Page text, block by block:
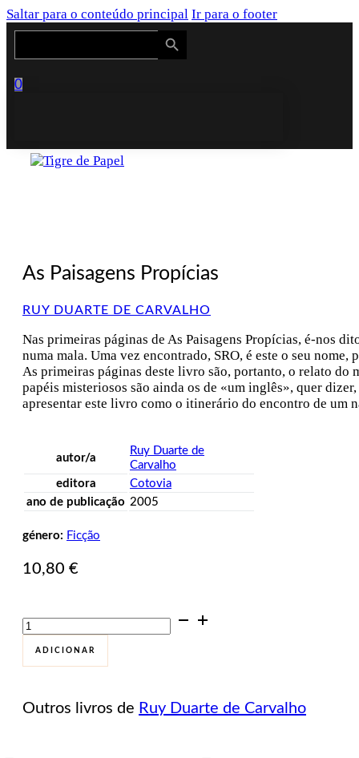
Saltar para o conteúdo principal Ir para o footer
Search
Search Button
0
As Paisagens Propícias
RUY DUARTE DE CARVALHO
Nas primeiras páginas de As Paisagens Propícias, é-nos
numa mala. Uma vez encontrado, SRO, é este o seu
As primeiras páginas deste livro são, portanto, o relato do
papéis misteriosos são ainda os de «um inglês», quer
apresentar este livro como o itinerário do encontro de um
autor/a
Ruy Duarte de
Carvalho
editora
Cotovia
ano de publicação 2005
género: Ficção
10,80 €
Quantidade
de
As
Paisagens
ADICIONAR
Outros livros de Ruy Duarte de Carvalho